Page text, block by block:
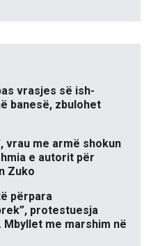
vrasjes së ish-
banesë, zbulohet
vrau me armë shokun
e autorit për
Zuko
përpara
protestuesja
me marshim në